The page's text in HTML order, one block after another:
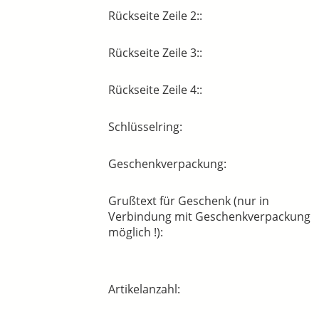
Rückseite Zeile 2::
Rückseite Zeile 3::
Rückseite Zeile 4::
Schlüsselring:
Geschenkverpackung:
Grußtext für Geschenk (nur in
Verbindung mit Geschenkverpackung
möglich !):
Artikelanzahl: